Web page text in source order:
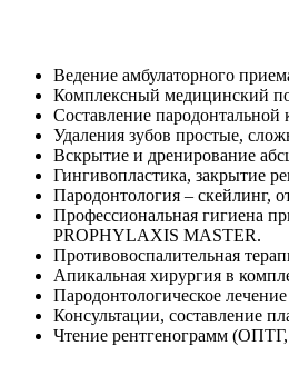
Ведение амбулаторного
Комплексный медицинский
Составление пародонтальной
Удаления зубов простые,
Вскрытие и дренирование
Гингивопластика, закрытие
Пародонтология – скейлинг,
Профессиональная гигиена
PROPHYLAXIS MASTER.
Противовоспалительная
Апикальная хирургия в
Пародонтологическое
Консультации, составление
Чтение рентгенограмм